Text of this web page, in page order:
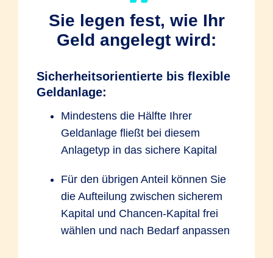
Sie legen fest, wie Ihr
Geld angelegt wird:
Sicherheitsorientierte bis flexible
Geldanlage:
Mindestens die Hälfte Ihrer
Geldanlage fließt bei diesem
Anlagetyp in das sichere Kapital
Für den übrigen Anteil können Sie
die Aufteilung zwischen sicherem
Kapital und Chancen-Kapital frei
wählen und nach Bedarf anpassen